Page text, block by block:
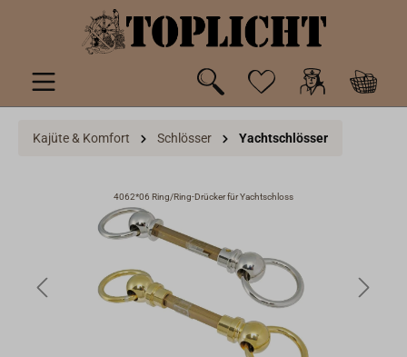
springen
Kajüte & Komfort Schlösser Yachtschlösser
4062*06 Ring/Ring-Drücker für Yachtschloss